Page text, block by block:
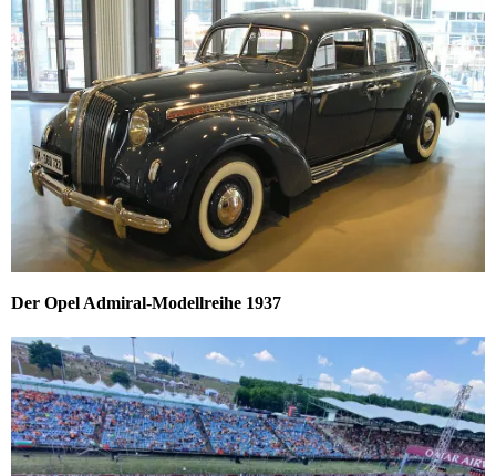
Der Opel Admiral-Modellreihe 1937